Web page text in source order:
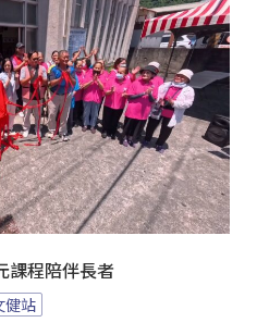
課程陪伴長者
健站